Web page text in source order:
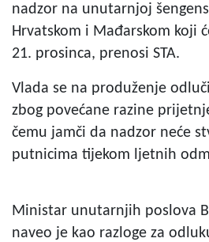
nadzor na unutarnjoj
Hrvatskom i Mađarskom koji
21. prosinca, prenosi STA.
Vlada se na produženje
zbog povećane razine
čemu jamči da nadzor neće
putnicima tijekom ljetnih
Ministar unutarnjih poslova
naveo je kao razloge za